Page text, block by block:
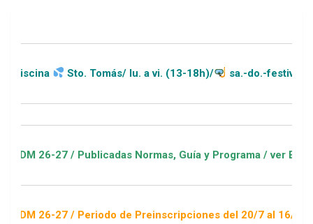
Sto. Tomás/ lu. a vi. (13-18h)/ sa.-do.-festivos (11-20h)
27 / Publicadas Normas, Guía y Programa / ver Escuelas
27 / Periodo de Preinscripciones del 20/7 al 16/8 / Sorteo 1